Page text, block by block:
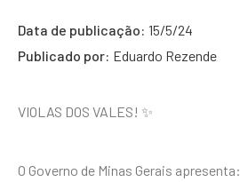
Data de publicação: 15/5/24
Publicado por: Eduardo Rezende
VIOLAS DOS VALES! ✨
O Governo de Minas Gerais apresenta: